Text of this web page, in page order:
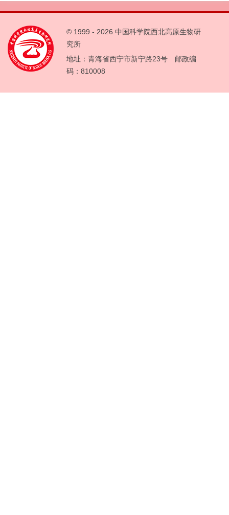
© 1999 - 2026 中国科学院西北高原生物研
究所
地址：青海省西宁市新宁路23号 邮政编
码：810008